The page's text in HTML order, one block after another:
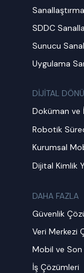
SDDC
Sunucu
Uygulama
DİJİTAL
Doküman ve
Robotik
Kurumsal
Dijital Kimlik
DAHA FAZLA
Güvenlik
Veri Merkezi
Mobil ve Son
İş Çözümleri